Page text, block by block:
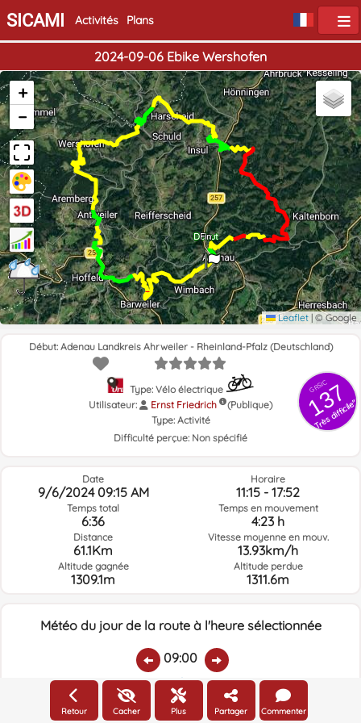
SICAMI Activités Plans
2024-09-06 Ebike Wershofen
Début
Fin
+
−
Leaflet | © Google
GRSIC
137
Très difficile"
Début: Adenau Landkreis Ahrweiler - Rheinland-Pfalz (Deutschland)
Type: Vélo électrique
Utilisateur:
Ernst Friedrich
(Publique)
Type: Activité
Difficulté perçue: Non spécifié
Date
9/6/2024 09:15 AM
Temps total
6:36
Distance
61.1Km
Altitude gagnée
1309.1m
Horaire
11:15 - 17:52
Temps en mouvement
4:23 h
Vitesse moyenne en mouv.
13.93km/h
Altitude perdue
1311.6m
Météo du jour de la route à l'heure sélectionnée
09:00
Température:
15.7ºC
Pluie:
0.27
Humidité relative:
92%
Vitesse vent:
7.9km/h
Direction vent:
Retour Cacher Plus Partager Commenter